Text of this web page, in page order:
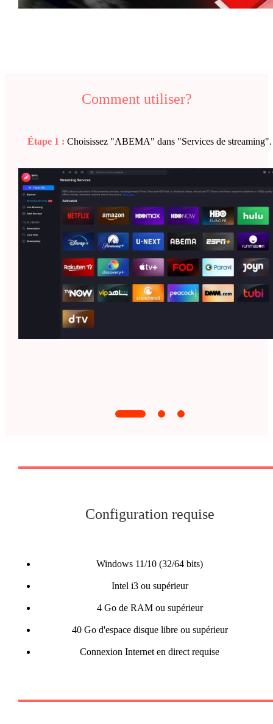
Comment utiliser?
Étape 1 :Choisissez "ABEMA" dans "Services de streaming".
Configuration requise
Windows 11/10 (32/64 bits)
Intel i3 ou supérieur
4 Go de RAM ou supérieur
40 Go d'espace disque libre ou supérieur
Connexion Internet en direct requise